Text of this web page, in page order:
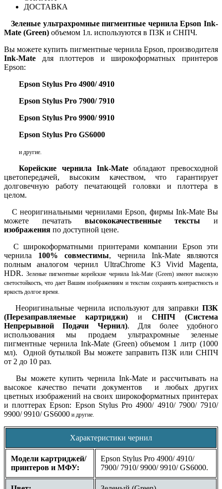
ДОСТАВКА
Зеленые ультрахромные пигментные чернила Epson Ink-
Mate (Green) объемом 1л. используются в ПЗК и СНПЧ.
Вы можете купить пигментные чернила Epson, производителя
Ink-Mate для плоттеров и широкоформатных принтеров
Epson:
Epson Stylus Pro 4900/ 4910
Epson Stylus Pro 7900/ 7910
Epson Stylus Pro 9900/ 9910
Epson Stylus Pro GS6000
и другие.
Корейские чернила Ink-Mateобладают превосходной
цветопередачей, высоким качеством, что гарантирует
долговечную работу печатающей головки и плоттера в
целом.
С неоригинальными чернилами Epson, фирмы Ink-Mate Вы
можете печатать высококачественные тексты и
изображения по доступной цене.
С широкоформатными принтерами компании Epson эти
чернила 100% совместимы, чернила Ink-Mate являются
полным аналогом чернил UltraChrome K3 Vivid Magenta,
HDR.Зеленые пигментные корейские чернила Ink-Mate (Green) имеют высокую
светостойкость, что дает Вашим изображениям и текстам сохранять контрастность и
яркость долгое время.
Неоригинальные чернила используют для заправки ПЗК
(Перезаправляемые картриджи) и СНПЧ (Система
Непрерывной Подачи Чернил). Для более удобного
использования мы продаем ультрахромные зеленые
пигментные чернила Ink-Mate (Green) объемом 1 литр (1000
мл). Одной бутылкой Вы можете заправить ПЗК или СНПЧ
от 2 до 10 раз.
Вы можете купить чернила Ink-Mate и рассчитывать на
высокое качество печати документов и любых других
цветных изображений на своих широкоформатных принтерах
и плоттерах Epson: Epson Stylus Pro 4900/ 4910/ 7900/ 7910/
9900/ 9910/ GS6000 и другие.
Характеристики чернил
Модели картриджей/
принтеров и МФУ:
Epson Stylus Pro 4900/ 4910/
7900/ 7910/ 9900/ 9910/ GS6000.